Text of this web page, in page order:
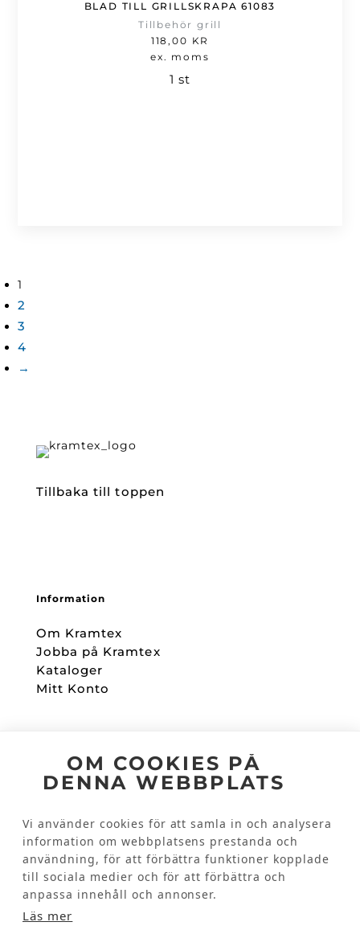
OM COOKIES PÅ
DENNA WEBBPLATS
Vi använder cookies för att samla in och analysera
information om webbplatsens prestanda och
användning, för att förbättra funktioner kopplade
till sociala medier och för att förbättra och
anpassa innehåll och annonser.
Läs mer
BLAD TILL GRILLSKRAPA 61083
Tillbehör grill
118,00 KR
ex. moms
1 st
1
2
3
4
→
Tillbaka till toppen
Information
Om Kramtex
Jobba på Kramtex
Kataloger
Mitt Konto
Facebook
Kundinformation
Kontakta oss